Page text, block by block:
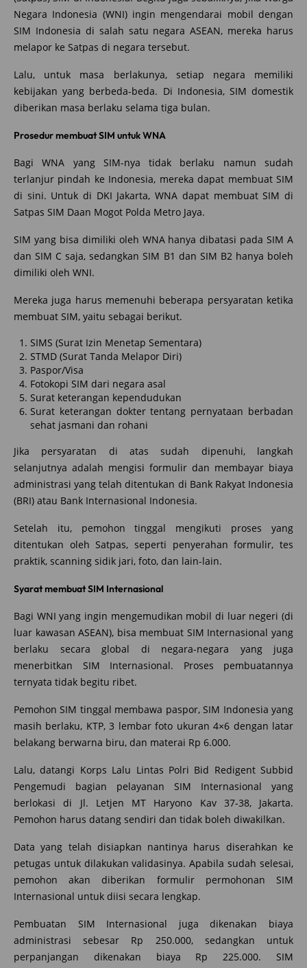
Negara Indonesia (WNI) ingin mengendarai mobil dengan
SIM Indonesia di salah satu negara ASEAN, mereka harus
melapor ke Satpas di negara tersebut.
Lalu, untuk masa berlakunya, setiap negara memiliki
kebijakan yang berbeda-beda. Di Indonesia, SIM domestik
diberikan masa berlaku selama tiga bulan.
Prosedur membuat SIM untuk WNA
Bagi WNA yang SIM-nya tidak berlaku namun sudah
terlanjur pindah ke Indonesia, mereka dapat membuat SIM
di sini. Untuk di DKI Jakarta, WNA dapat membuat SIM di
Satpas SIM Daan Mogot Polda Metro Jaya.
SIM yang bisa dimiliki oleh WNA hanya dibatasi pada SIM A
dan SIM C saja, sedangkan SIM B1 dan SIM B2 hanya boleh
dimiliki oleh WNI.
Mereka juga harus memenuhi beberapa persyaratan ketika
membuat SIM, yaitu sebagai berikut.
SIMS (Surat Izin Menetap Sementara)
STMD (Surat Tanda Melapor Diri)
Paspor/Visa
Fotokopi SIM dari negara asal
Surat keterangan kependudukan
Surat keterangan dokter tentang pernyataan berbadan
sehat jasmani dan rohani
Jika persyaratan di atas sudah dipenuhi, langkah
selanjutnya adalah mengisi formulir dan membayar biaya
administrasi yang telah ditentukan di Bank Rakyat Indonesia
(BRI) atau Bank Internasional Indonesia.
Setelah itu, pemohon tinggal mengikuti proses yang
ditentukan oleh Satpas, seperti penyerahan formulir, tes
praktik, scanning sidik jari, foto, dan lain-lain.
Syarat membuat SIM Internasional
Bagi WNI yang ingin mengemudikan mobil di luar negeri (di
luar kawasan ASEAN), bisa membuat SIM Internasional yang
berlaku secara global di negara-negara yang juga
menerbitkan SIM Internasional. Proses pembuatannya
ternyata tidak begitu ribet.
Pemohon SIM tinggal membawa paspor, SIM Indonesia yang
masih berlaku, KTP, 3 lembar foto ukuran 4×6 dengan latar
belakang berwarna biru, dan materai Rp 6.000.
Lalu, datangi Korps Lalu Lintas Polri Bid Redigent Subbid
Pengemudi bagian pelayanan SIM Internasional yang
berlokasi di Jl. Letjen MT Haryono Kav 37-38, Jakarta.
Pemohon harus datang sendiri dan tidak boleh diwakilkan.
Data yang telah disiapkan nantinya harus diserahkan ke
petugas untuk dilakukan validasinya. Apabila sudah selesai,
pemohon akan diberikan formulir permohonan SIM
Internasional untuk diisi secara lengkap.
Pembuatan SIM Internasional juga dikenakan biaya
administrasi sebesar Rp 250.000, sedangkan untuk
perpanjangan dikenakan biaya Rp 225.000. SIM